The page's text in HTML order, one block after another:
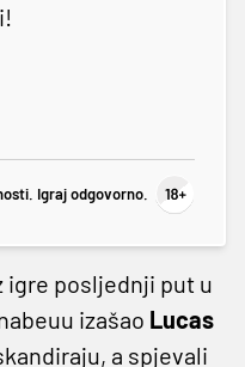
Igraj odgovorno.
igre posljednji put u
izašao Lucas
a spjevali